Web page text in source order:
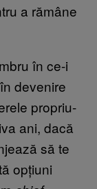
a rămâne
în ce-i
devenire
propriu-
ani, dacă
să te
opțiuni